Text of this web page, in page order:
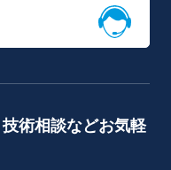
術相談などお気軽